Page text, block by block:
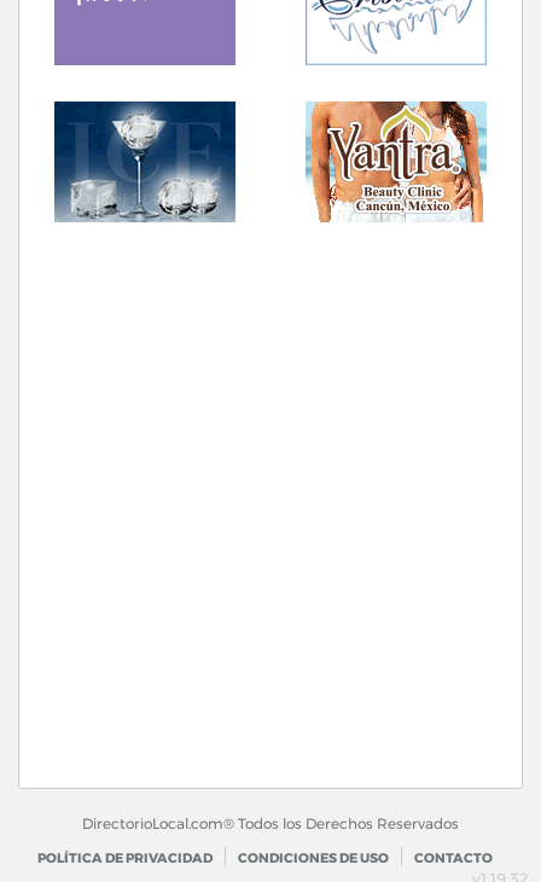
DirectorioLocal.com® Todos los Derechos Reservados
POLÍTICA DE PRIVACIDAD CONDICIONES DE USO CONTACTO